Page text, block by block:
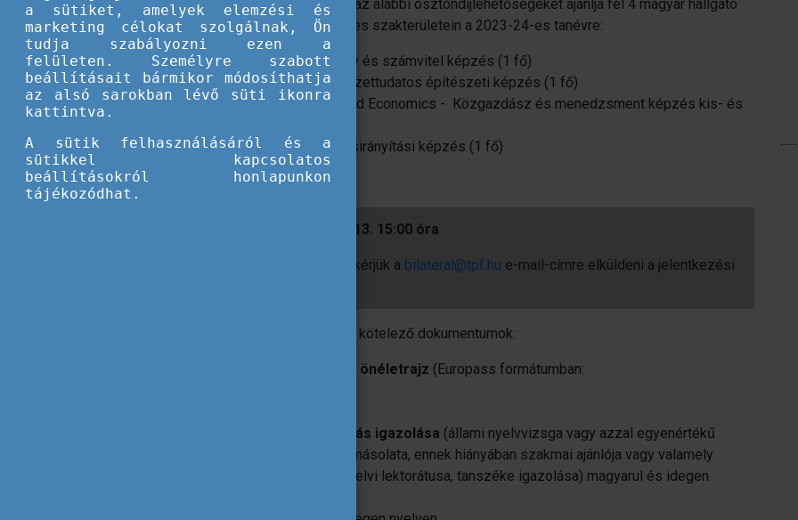
A Tádzsik Köztársaság Nagykövetsége az alábbi ösztöndíjlehetőségeket ajánlja fel 4 magyar hallgató
számára az alábbi tádzsik egyetem egyes szakterületein a 2023-24-es tanévre:
Tajik National University - Pénzügy és számvitel képzés (1 fő)
Tajik Technical University - Környezettudatos építészeti képzés (1 fő)
Tajik State University of Finance and Economics - Közgazdász és menedzsment képzés kis- és
Tajik Agrarian University - Termelésirányítási képzés (1 fő)
Jelentkezési határidő: 2023. július 13. 15:00 óra
Az alábbi pályázati dokumentumokat kérjük a bilateral@tpf.hu e-mail-címre elküldeni a jelentkezési
Minden részképzésre pályázó számára kötelező dokumentumok:
szakmai önéletrajz (Europass formátumban:
nyelvtudás igazolása (állami nyelvvizsga vagy azzal egyenértékű
nyelvtudást tanúsító bizonyítvány másolata, ennek hiányában szakmai ajánlója vagy valamely
felsőoktatási intézmény idegen nyelvi lektorátusa, tanszéke igazolása) magyarul és idegen
a sütiket, amelyek elemzési és
marketing célokat szolgálnak, Ön
tudja szabályozni ezen a
felületen. Személyre szabott
beállításait bármikor módosíthatja
az alsó sarokban lévő süti ikonra
kattintva.
A sütik felhasználásáról és a
sütikkel kapcsolatos
beállításokról honlapunkon
tájékozódhat.